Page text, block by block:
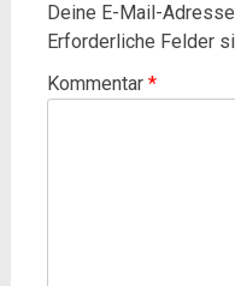
Deine E-Mail-
Erforderliche Felder
Kommentar *